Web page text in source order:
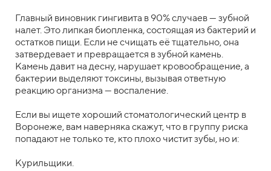
Главный виновник гингивита в 90% случаев — зубной
налет. Это липкая биопленка, состоящая из бактерий и
остатков пищи. Если не счищать её тщательно, она
затвердевает и превращается в зубной камень.
Камень давит на десну, нарушает кровообращение, а
бактерии выделяют токсины, вызывая ответную
реакцию организма — воспаление.
Если вы ищете хороший стоматологический центр в
Воронеже, вам наверняка скажут, что в группу риска
попадают не только те, кто плохо чистит зубы, но и:
Курильщики.